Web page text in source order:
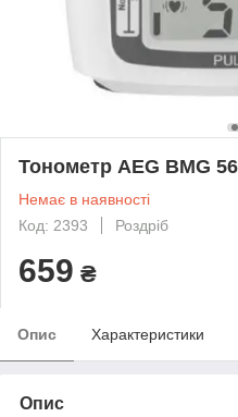
Тонометр AEG BMG
Немає в наявності
Код: 2393
Роздріб
659 ₴
Опис Характеристики
Опис